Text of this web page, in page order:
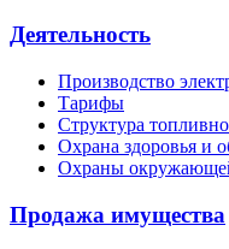
Деятельность
Производство
Тарифы
Структура
Охрана здоровья и
Охраны
Продажа имущества